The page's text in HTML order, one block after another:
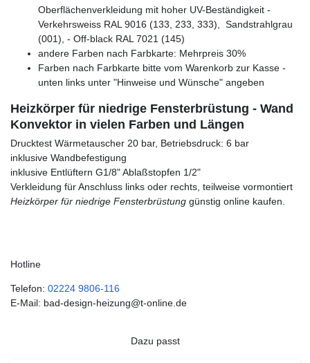
Oberflächenverkleidung mit hoher UV-Beständigkeit -
Verkehrsweiss RAL 9016 (133, 233, 333), Sandstrahlgrau
(001), - Off-black RAL 7021 (145)
andere Farben nach Farbkarte: Mehrpreis 30%
Farben nach Farbkarte bitte vom Warenkorb zur Kasse -
unten links unter "Hinweise und Wünsche" angeben
Heizkörper für niedrige Fensterbrüstung - Wand
Konvektor in vielen Farben und Längen
Drucktest Wärmetauscher 20 bar, Betriebsdruck: 6 bar
inklusive Wandbefestigung
inklusive Entlüftern G1/8" Ablaßstopfen 1/2"
Verkleidung für Anschluss links oder rechts, teilweise vormontiert
Heizkörper für niedrige Fensterbrüstung günstig online kaufen.
Hotline
Telefon: 02224 9806-116
E-Mail: bad-design-heizung@t-online.de
Dazu passt